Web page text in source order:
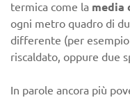
termica come la media
ogni metro quadro di
differente (per
riscaldato, oppure due
In parole ancora più